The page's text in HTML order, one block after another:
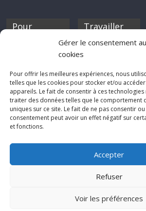
Gérer le consentement
cookies
Pour offrir les meilleures expériences, nous
telles que les cookies pour stocker et/ou
appareils. Le fait de consentir à ces
traiter des données telles que le comportement
uniques sur ce site. Le fait de ne pas consentir
consentement peut avoir un effet négatif sur
et fonctions.
Accepter
Refuser
Voir les préférences
Pour
discothèque
Travailler
Si tu souhaites
Rocknfool, n'hésite
pas à nous envoyer
tes chroniques de
concerts, de films,
séries ou des billets
d'humeur :
net